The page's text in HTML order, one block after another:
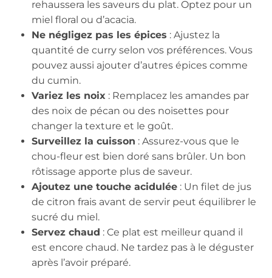
rehaussera les saveurs du plat. Optez pour un
miel floral ou d’acacia.
Ne négligez pas les épices : Ajustez la
quantité de curry selon vos préférences. Vous
pouvez aussi ajouter d’autres épices comme
du cumin.
Variez les noix : Remplacez les amandes par
des noix de pécan ou des noisettes pour
changer la texture et le goût.
Surveillez la cuisson : Assurez-vous que le
chou-fleur est bien doré sans brûler. Un bon
rôtissage apporte plus de saveur.
Ajoutez une touche acidulée : Un filet de jus
de citron frais avant de servir peut équilibrer le
sucré du miel.
Servez chaud : Ce plat est meilleur quand il
est encore chaud. Ne tardez pas à le déguster
après l’avoir préparé.